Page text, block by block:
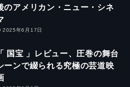
のアメリカン・ニュー・シネ
2025年6月17日
「 国宝 」レビュー、圧巻の舞台
ーンで綴られる究極の芸道映